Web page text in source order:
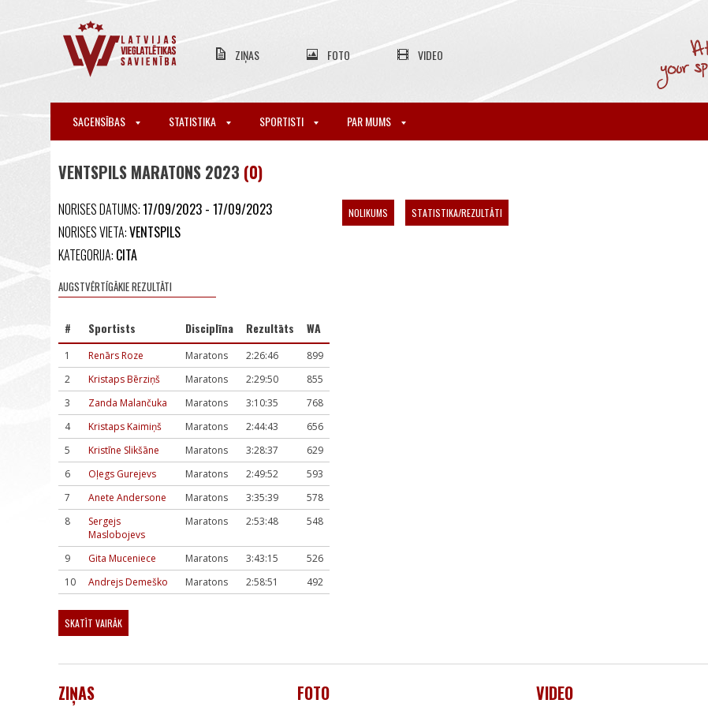
ZIŅAS FOTO VIDEO
SACENSĪBAS STATISTIKA SPORTISTI PAR MUMS
VENTSPILS MARATONS 2023 (0)
NORISES DATUMS:17/09/2023 - 17/09/2023
NORISES VIETA:VENTSPILS
KATEGORIJA: CITA
AUGSTVĒRTĪGĀKIE REZULTĀTI
# Sportists Disciplīna Rezultāts WA
1 Renārs Roze Maratons 2:26:46
899
2
Kristaps Bērziņš Maratons 2:29:50
855
3
Zanda Malančuka Maratons 3:10:35
768
4
Kristaps Kaimiņš Maratons 2:44:43
656
5
Kristīne Slikšāne Maratons 3:28:37
629
6
Oļegs Gurejevs Maratons 2:49:52
593
7
Anete Andersone Maratons 3:35:39
578
8
Sergejs
Maslobojevs
Maratons 2:53:48 548
9 Gita Muceniece Maratons 3:43:15
526
10
Andrejs Demeško Maratons 2:58:51 492
SKATĪT VAIRĀK
NOLIKUMS STATISTIKA/REZULTĀTI
ZIŅAS FOTO VIDEO